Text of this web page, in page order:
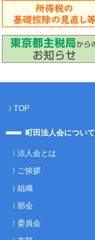
TOP
町田法人会について
法人会とは
ご挨拶
組織
部会
委員会